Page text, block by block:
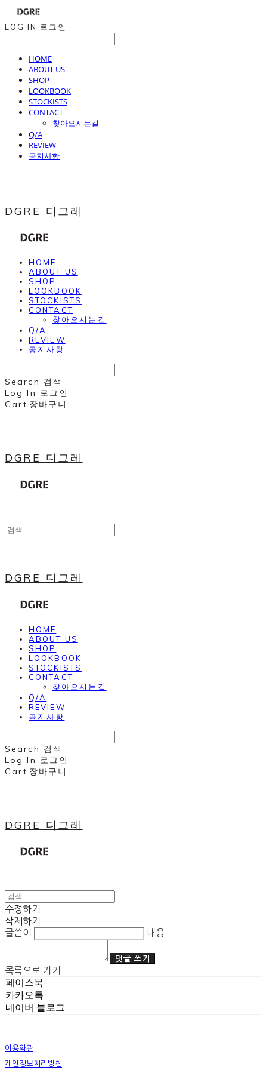
LOG IN 로그인
HOME
ABOUT US
SHOP
LOOKBOOK
STOCKISTS
CONTACT
찾아오시는길
Q/A
REVIEW
공지사항
DGRE 디그레
HOME
ABOUT US
SHOP
LOOKBOOK
STOCKISTS
CONTACT
찾아오시는길
Q/A
REVIEW
공지사항
Search 검색
Log In 로그인
Cart 장바구니
DGRE 디그레
DGRE 디그레
HOME
ABOUT US
SHOP
LOOKBOOK
STOCKISTS
CONTACT
찾아오시는길
Q/A
REVIEW
공지사항
Search 검색
Log In
로그인
Cart 장바구니
DGRE 디그레
수정하기
삭제하기
글쓴이
내용
댓글 쓰기
목록으로 가기
페이스북
카카오톡
네이버 블로그
이용약관
개인정보처리방침